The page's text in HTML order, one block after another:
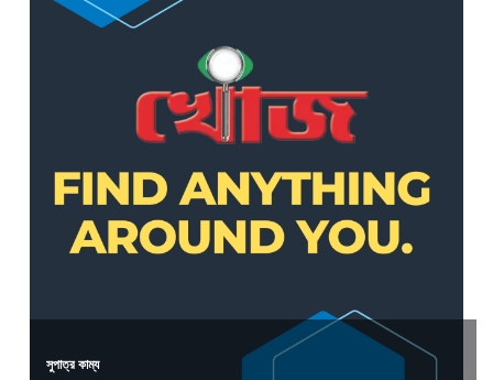
সুপাত্র কাম্য